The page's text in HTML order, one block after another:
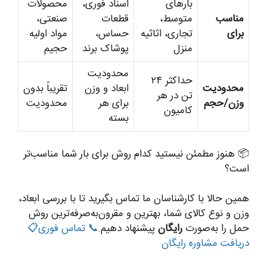
مناسب
برای
بارهای
متوسط،
تجاری، اثاثیه
منزل
اسناد فوری،
قطعات
حساس،
پوشاک برند
محصولات
صنعتی،
مواد اولیه
حجیم
محدودیت
وزن/حجم
حداکثر ۲۴
تن در هر
کامیون
محدودیت
ابعاد و وزن
برای هر
بسته
تقریباً بدون
محدودیت
📦 هنوز مطمئن نیستید کدام روش برای بار شما مناسب‌تر
است؟
همین حالا با کارشناسان ما تماس بگیرید تا با بررسی ابعاد،
وزن و نوع کالای شما، بهترین و مقرون‌به‌صرفه‌ترین روش
حمل را به‌صورت رایگانپیشنهاد دهیم.📞 تماس فوری📋
دریافت مشاوره رایگان